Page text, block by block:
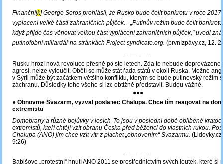
Finanční[k] George Soros prohlásil, že Rusko bude čelit bankrotu v roce
vyplacení velké části zahraničních půjček. - „Putinův režim bude čelit
když přijde čas věnovat velkou část vyplácení zahraničních půjček,"uvedl
putinofobní miliardář na stránkách Project-syndicate.org. (prvnízpávy.cz, 12.
─────
Rusku hrozí nová revoluce přesně po sto letech. Zda to nebude doprovázeno
agresí, nelze vyloučit. Obětí se může stát řada států v okolí Ruska. Možné
v Sýrii může být začátkem většího konfliktu, kterým se bude putinovský režim
záchranu. Důsledky toho všeho si lze obtížně představit. Budou vážné.
●●●
● Obnovme Svazarm, vyzval poslanec Chalupa. Chce tím reagovat na
extremistů
Domobrany a různé bojůvky v lesích. To jsou v poslední době oblíbené
extremistů, kteří chtějí vzít obranu Česka před běženci do vlastních rukou.
Chalupa (ANO) jim chce vzít vítr z plachet „obnovením“ Svazarmu.
9:26)
─────
Babišovo „protestní“ hnutí ANO 2011 se prostřednictvím svých loutek, které si